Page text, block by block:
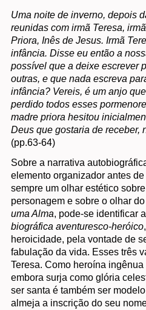
Uma noite de inverno, depois
reunidas com irmã Teresa,
Priora, Inês de Jesus. Irmã
infância. Disse eu então a
possível que a deixe escrever
outras, e que nada escreva
infância? Vereis, é um anjo
perdido todos esses
madre priora hesitou
Deus que gostaria de receber,
(pp.63-64)
Sobre a narrativa
elemento organizador antes
sempre um olhar estético
personagem e sobre o olhar
uma Alma, pode-se identificar
biográfica aventuresco-heróico
heroicidade, pela vontade de
fabulação da vida. Esses três
Teresa. Como heroína
embora surja como glória
ser santa é também ser
almeja a inscrição do seu